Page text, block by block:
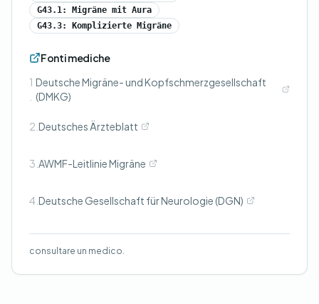
G43.1: Migräne mit Aura
G43.3: Komplizierte Migräne
Fonti mediche
1 Deutsche Migräne- und Kopfschmerzgesellschaft
(DMKG)
2. Deutsches Ärzteblatt
3. AWMF-Leitlinie Migräne
4. Deutsche Gesellschaft für Neurologie (DGN)
consultare un medico.